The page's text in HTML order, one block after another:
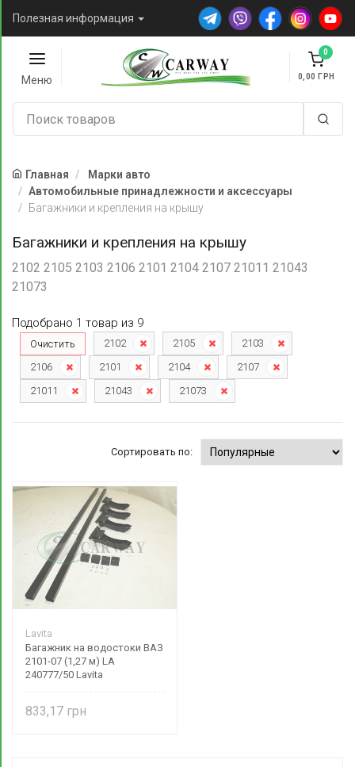
Полезная информация
Меню
0
0,00
Главная
Марки авто
Автомобильные принадлежности и аксессуары
Багажники и крепления на крышу
Багажники и крепления на крышу
2102 2105 2103 2106 2101 2104 2107 21011 21043
21073
Подобрано 1 товар из 9
Очистить 2102 2105
2103
2106
2101 2104
2107
21011
21043 21073
Сортировать по:
Lavita
Багажник на водостоки ВАЗ
2101-07 (1,27 м) LA
240777/50 Lavita
833,17